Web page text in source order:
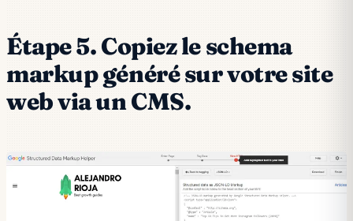
Étape 5. Copiez le schema
markup généré sur votre site
web via un CMS.